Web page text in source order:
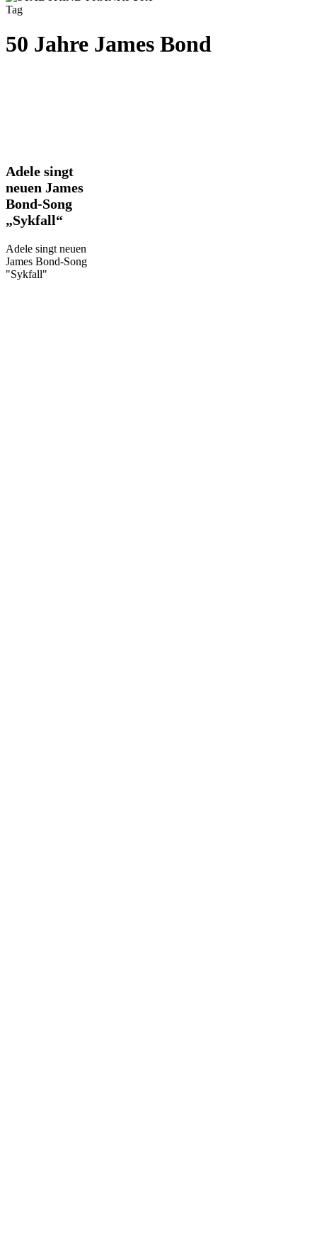
Tag
50 Jahre James Bond
Adele
neuen
James
Bond-
„Sykfall“
Adele singt
neuen James
Bond-Song
„Sykfall“
Adele singt neuen
James Bond-Song
"Sykfall"